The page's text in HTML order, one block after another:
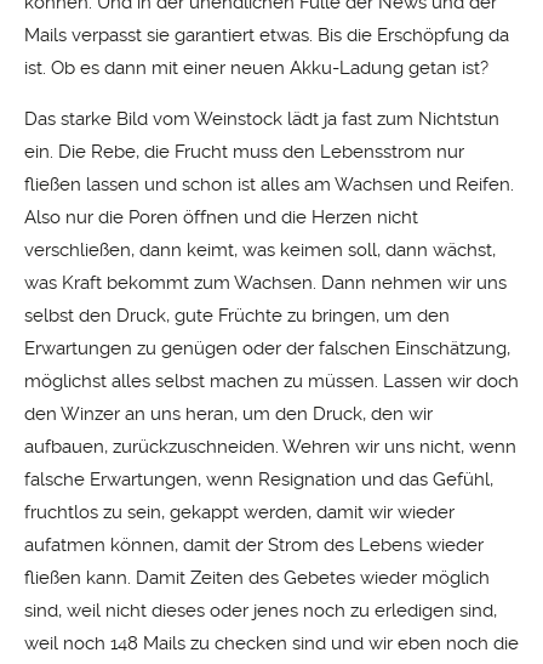
Mails verpasst sie garantiert etwas. Bis die Erschöpfung da
ist. Ob es dann mit einer neuen Akku-Ladung getan ist?
Das starke Bild vom Weinstock lädt ja fast zum Nichtstun
ein. Die Rebe, die Frucht muss den Lebensstrom nur
fließen lassen und schon ist alles am Wachsen und Reifen.
Also nur die Poren öffnen und die Herzen nicht
verschließen, dann keimt, was keimen soll, dann wächst,
was Kraft bekommt zum Wachsen. Dann nehmen wir uns
selbst den Druck, gute Früchte zu bringen, um den
Erwartungen zu genügen oder der falschen Einschätzung,
möglichst alles selbst machen zu müssen. Lassen wir doch
den Winzer an uns heran, um den Druck, den wir
aufbauen, zurückzuschneiden. Wehren wir uns nicht, wenn
falsche Erwartungen, wenn Resignation und das Gefühl,
fruchtlos zu sein, gekappt werden, damit wir wieder
aufatmen können, damit der Strom des Lebens wieder
fließen kann. Damit Zeiten des Gebetes wieder möglich
sind, weil nicht dieses oder jenes noch zu erledigen sind,
weil noch 148 Mails zu checken sind und wir eben noch die